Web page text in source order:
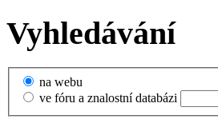
Vyhledávání
na webu
ve fóru a znalostní databázi